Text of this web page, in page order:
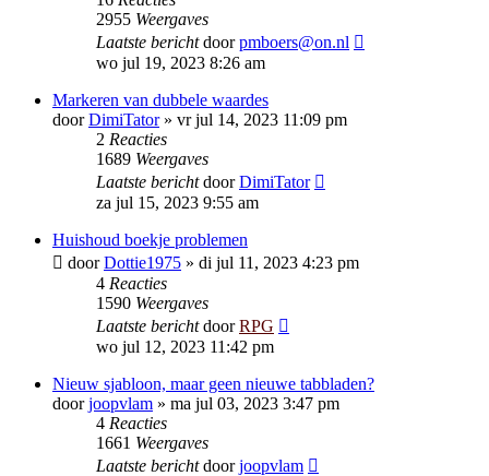
2955 Weergaves
Laatste berichtdoorpmboers@on.nl
wo jul 19, 2023 8:26 am
Markeren van dubbele waardes
doorDimiTator» vr jul 14, 2023 11:09 pm
2 Reacties
1689 Weergaves
Laatste berichtdoorDimiTator
za jul 15, 2023 9:55 am
Huishoud boekje problemen
doorDottie1975 » di jul 11, 2023 4:23 pm
4 Reacties
1590 Weergaves
Laatste berichtdoorRPG
wo jul 12, 2023 11:42 pm
Nieuw sjabloon, maar geen nieuwe tabbladen?
doorjoopvlam » ma jul 03, 2023 3:47 pm
4 Reacties
1661 Weergaves
Laatste berichtdoorjoopvlam